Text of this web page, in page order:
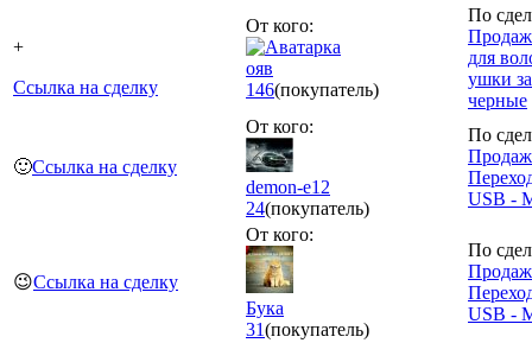
+
Ссылка на сделку
От кого:
ояв
146(покупатель)
По
для
ушки
черные
🙂Ссылка на сделку
От кого:
demon-e12
24(покупатель)
По
USB -
😉Ссылка на сделку
От кого:
Бука
31(покупатель)
По
USB -